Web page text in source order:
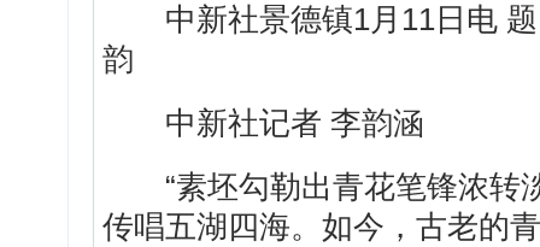
中新社景德镇1月11日电 题
韵
中新社记者 李韵涵
“素坯勾勒出青花笔锋浓转
传唱五湖四海。如今，古老的